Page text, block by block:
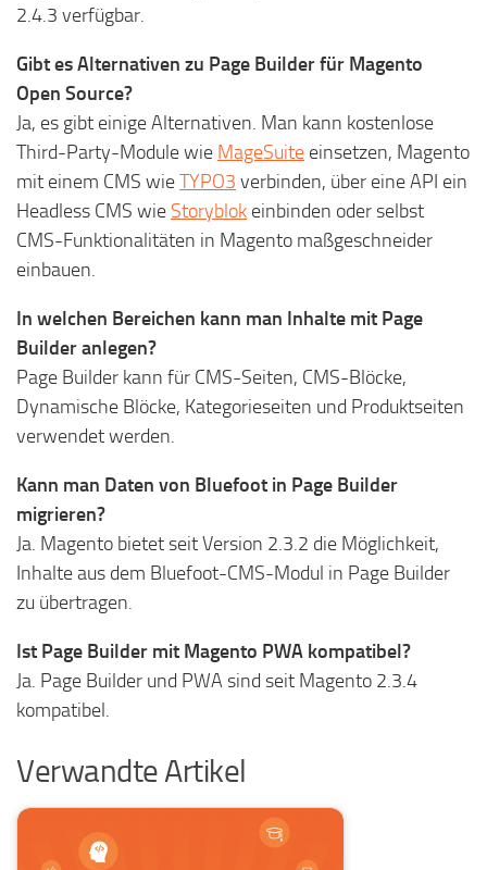
2.4.3 verfügbar.
Gibt es Alternativen zu Page Builder für Magento
Open Source?
Ja, es gibt einige Alternativen. Man kann kostenlose
Third-Party-Module wie MageSuite einsetzen, Magento
mit einem CMS wieTYPO3 verbinden, über eine API ein
Headless CMS wie Storyblok einbinden oder selbst
CMS-Funktionalitäten in Magento maßgeschneider
einbauen.
In welchen Bereichen kann man Inhalte mit Page
Builder anlegen?
Page Builder kann für CMS-Seiten, CMS-Blöcke,
Dynamische Blöcke, Kategorieseiten und Produktseiten
verwendet werden.
Kann man Daten von Bluefoot in Page Builder
migrieren?
Ja. Magento bietet seit Version 2.3.2 die Möglichkeit,
Inhalte aus dem Bluefoot-CMS-Modul in Page Builder
zu übertragen.
Ist Page Builder mit Magento PWA kompatibel?
Ja. Page Builder und PWA sind seit Magento 2.3.4
kompatibel.
Verwandte Artikel